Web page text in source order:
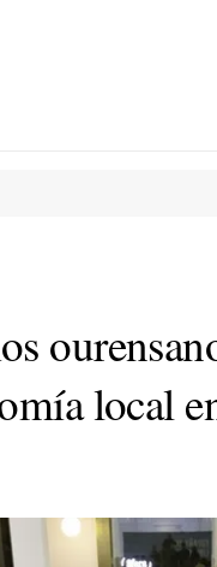
local